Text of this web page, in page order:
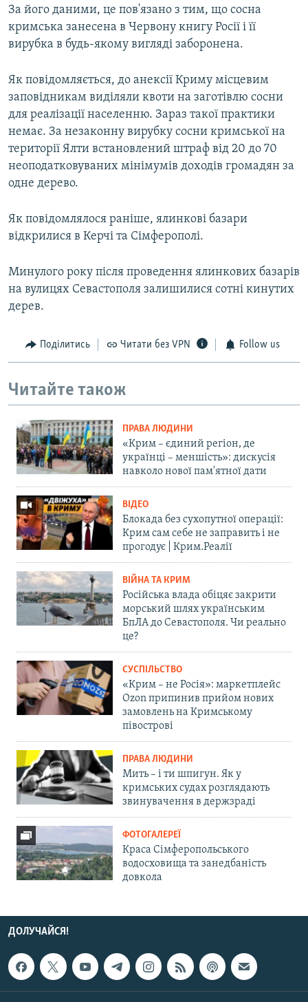
За його даними, це пов'язано з тим, що сосна
кримська занесена в Червону книгу Росії і її
вирубка в будь-якому вигляді заборонена.
Як повідомляється, до анексії Криму місцевим
заповідникам виділяли квоти на заготівлю сосни
для реалізації населенню. Зараз такої практики
немає. За незаконну вирубку сосни кримської на
території Ялти встановлений штраф від 20 до 70
неоподатковуваних мінімумів доходів громадян за
одне дерево.
Як повідомлялося раніше, ялинкові базари
відкрилися в Керчі та Сімферополі.
Минулого року після проведення ялинкових базарів
на вулицях Севастополя залишилися сотні кинутих
дерев.
Поділитись Читати без VPN Follow us
Читайте також
ПРАВА ЛЮДИНИ
«Крим – єдиний регіон, де
українці – меншість»: дискусія
навколо нової пам'ятної дати
ВІДЕО
Блокада без сухопутної операції:
Крим сам себе не заправить і не
прогодує | Крим.Реалії
ВІЙНА ТА КРИМ
Російська влада обіцяє закрити
морський шлях українським
БпЛА до Севастополя. Чи реально
це?
СУСПІЛЬСТВО
«Крим – не Росія»: маркетплейс
Ozon припинив прийом нових
замовлень на Кримському
півострові
ПРАВА ЛЮДИНИ
Мить – і ти шпигун. Як у
кримських судах розглядають
звинувачення в держзраді
ФОТОГАЛЕРЕЇ
Краса Сімферопольського
водосховища та занедбаність
довкола
ДОЛУЧАЙСЯ!